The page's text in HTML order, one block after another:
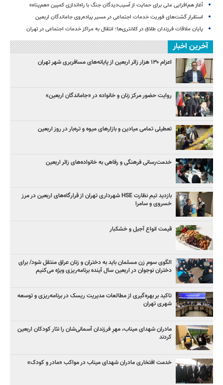
آغاز هم‌افزایی ملی برای حمایت از آسیب‌دیدگان جنگ با راه‌اندازی کمپین «هم‌پناه»
استقرار گشت‌های فوریت خدمات اجتماعی در مسیر پیاده‌روی جاماندگان اربعین
پایان ملاقات فرزندان طلاق در کلانتری‌ها؛ انتقال به مراکز خدمات اجتماعی در تهران
آخرین اخبار
اعزام ۱۳۰ هزار زائر اربعین از پایانه‌های مسافربری شهر تهران
روایت حضور مرکز زنان و خانواده در «جاماندگان اربعین»
تعطیلی تمامی میادین و بازارهای میوه و تره‌بار در روز اربعین
خدمت‌رسانی فرهنگی و رفاهی به خانواده‌های زائر اربعین
بازدید تیم نظارت HSE شهرداری تهران از قرارگاه‌های اربعین در مرز
خسروی و سامرا
قیمت انواع آجیل و خشکبار
الگوی سوم زن مسلمان باید به دختران و زنان عراق منتقل شود/ برای
دختران نوجوان در اربعین سال آینده برنامه‌ریزی ویژه می‌کنیم
تاکید بر بهره‌گیری از مطالعات مدیریت ریسک در برنامه‌ریزی و توسعه
شهری تهران
مادران شهدای میناب، مهرِ فرزندان آسمانی‌شان را نثار کودکان اربعین
کردند
خدمت افتخاری مادران شهدای میناب در مواکب «مادر و کودک»